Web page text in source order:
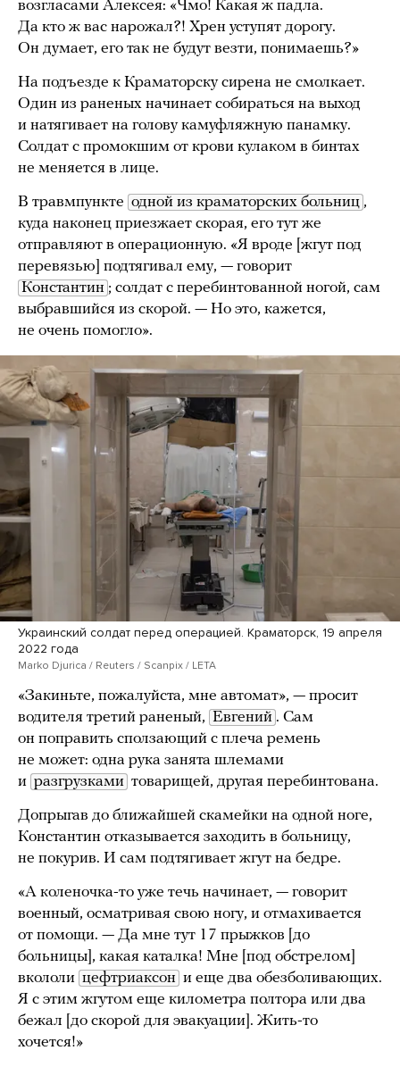
возгласами Алексея: «Чмо! Какая ж падла.
Да кто ж вас нарожал?! Хрен уступят дорогу.
Он думает, его так не будут везти, понимаешь?»
На подъезде к Краматорску сирена не смолкает.
Один из раненых начинает собираться на выход
и натягивает на голову камуфляжную панамку.
Солдат с промокшим от крови кулаком в бинтах
не меняется в лице.
В травмпункте одной из краматорских больниц ,
куда наконец приезжает скорая, его тут же
отправляют в операционную. «Я вроде [жгут под
перевязью] подтягивал ему, — говорит
Константин ; солдат с перебинтованной ногой, сам
выбравшийся из скорой. — Но это, кажется,
не очень помогло».
Украинский солдат перед операцией. Краматорск, 19 апреля
2022 года
Marko Djurica / Reuters / Scanpix / LETA
«Закиньте, пожалуйста, мне автомат», — просит
водителя третий раненый, Евгений . Сам
он поправить сползающий с плеча ремень
не может: одна рука занята шлемами
и разгрузками товарищей, другая перебинтована.
Допрыгав до ближайшей скамейки на одной ноге,
Константин отказывается заходить в больницу,
не покурив. И сам подтягивает жгут на бедре.
«А коленочка-то уже течь начинает, — говорит
военный, осматривая свою ногу, и отмахивается
от помощи. — Да мне тут 17 прыжков [до
больницы], какая каталка! Мне [под обстрелом]
вкололи цефтриаксон и еще два обезболивающих.
Я с этим жгутом еще километра полтора или два
бежал [до скорой для эвакуации]. Жить-то
хочется!»